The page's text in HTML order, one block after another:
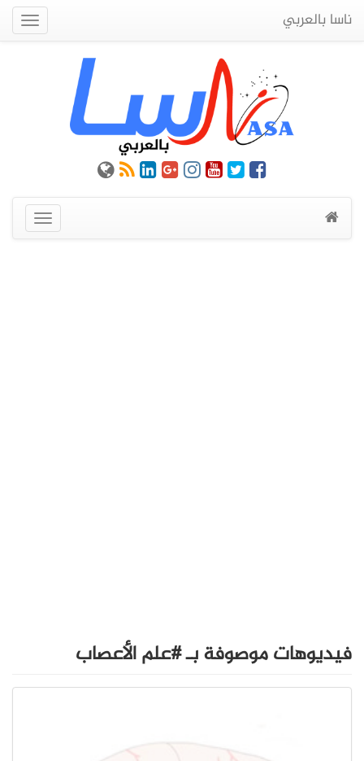
ناسا بالعربي
عرض
القائمة
فيديوهات موصوفة بـ #علم الأعصاب